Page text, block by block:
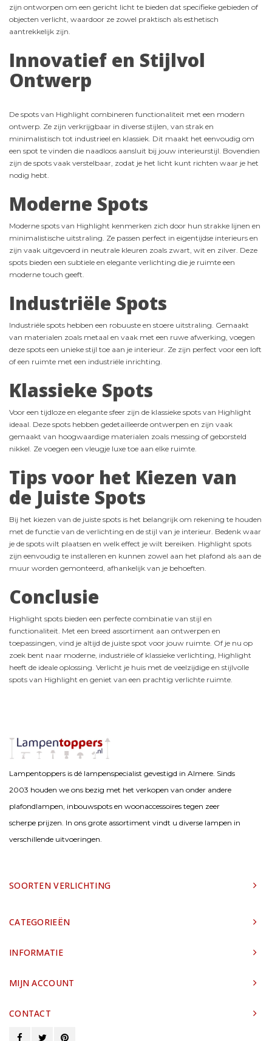
zijn ontworpen om een gericht licht te bieden dat specifieke gebieden of
objecten verlicht, waardoor ze zowel praktisch als esthetisch
aantrekkelijk zijn.
Innovatief en Stijlvol
Ontwerp
De spots van Highlight combineren functionaliteit met een modern
ontwerp. Ze zijn verkrijgbaar in diverse stijlen, van strak en
minimalistisch tot industrieel en klassiek. Dit maakt het eenvoudig om
een spot te vinden die naadloos aansluit bij jouw interieurstijl. Bovendien
zijn de spots vaak verstelbaar, zodat je het licht kunt richten waar je het
nodig hebt.
Moderne Spots
Moderne spots van Highlight kenmerken zich door hun strakke lijnen en
minimalistische uitstraling. Ze passen perfect in eigentijdse interieurs en
zijn vaak uitgevoerd in neutrale kleuren zoals zwart, wit en zilver. Deze
spots bieden een subtiele en elegante verlichting die je ruimte een
moderne touch geeft.
Industriële Spots
Industriële spots hebben een robuuste en stoere uitstraling. Gemaakt
van materialen zoals metaal en vaak met een ruwe afwerking, voegen
deze spots een unieke stijl toe aan je interieur. Ze zijn perfect voor een loft
of een ruimte met een industriële inrichting.
Klassieke Spots
Voor een tijdloze en elegante sfeer zijn de klassieke spots van Highlight
ideaal. Deze spots hebben gedetailleerde ontwerpen en zijn vaak
gemaakt van hoogwaardige materialen zoals messing of geborsteld
nikkel. Ze voegen een vleugje luxe toe aan elke ruimte.
Tips voor het Kiezen van
de Juiste Spots
Bij het kiezen van de juiste spots is het belangrijk om rekening te houden
met de functie van de verlichting en de stijl van je interieur. Bedenk waar
je de spots wilt plaatsen en welk effect je wilt bereiken. Highlight spots
zijn eenvoudig te installeren en kunnen zowel aan het plafond als aan de
muur worden gemonteerd, afhankelijk van je behoeften.
Conclusie
Highlight spots bieden een perfecte combinatie van stijl en
functionaliteit. Met een breed assortiment aan ontwerpen en
toepassingen, vind je altijd de juiste spot voor jouw ruimte. Of je nu op
zoek bent naar moderne, industriële of klassieke verlichting, Highlight
heeft de ideale oplossing. Verlicht je huis met de veelzijdige en stijlvolle
spots van Highlight en geniet van een prachtig verlichte ruimte.
Lampentoppers is dé lampenspecialist gevestigd in Almere. Sinds
2003 houden we ons bezig met het verkopen van onder andere
plafondlampen, inbouwspots en woonaccessoires tegen zeer
scherpe prijzen. In ons grote assortiment vindt u diverse lampen in
verschillende uitvoeringen.
SOORTEN VERLICHTING
CATEGORIEËN
INFORMATIE
MIJN ACCOUNT
CONTACT